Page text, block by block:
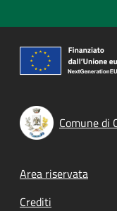
Comune di
Footer
Area riservata
Crediti